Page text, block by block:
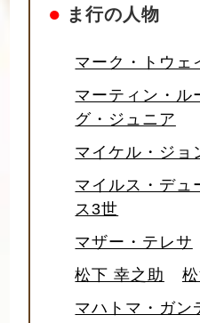
● ま行の人物
マーク・トウェ
マーティン・ル
グ・ジュニア
マイケル・ジョ
マイルス・デュ
ス3世
マザー・テレサ
松下 幸之助
マハトマ・ガン